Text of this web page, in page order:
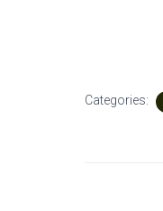
Categories: